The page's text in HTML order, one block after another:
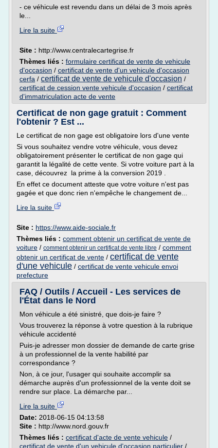
- ce véhicule est revendu dans un délai de 3 mois après
le...
Lire la suite
Site : http://www.centralecartegrise.fr
Thèmes liés : formulaire certificat de vente de vehicule
d'occasion / certificat de vente d'un vehicule d'occasion
cerfa / certificat de vente de vehicule d'occasion /
certificat de cession vente vehicule d'occasion / certificat
d'immatriculation acte de vente
Certificat de non gage gratuit : Comment
l'obtenir ? Est ...
Le certificat de non gage est obligatoire lors d'une vente
Si vous souhaitez vendre votre véhicule, vous devez
obligatoirement présenter le certificat de non gage qui
garantit la légalité de cette vente. Si votre voiture part à la
case, découvrez la prime à la conversion 2019 .
En effet ce document atteste que votre voiture n'est pas
gagée et que donc rien n'empêche le changement de...
Lire la suite
Site : https://www.aide-sociale.fr
Thèmes liés : comment obtenir un certificat de vente de
voiture / comment obtenir un certificat de vente libre / comment
obtenir un certificat de vente / certificat de vente
d'une vehicule / certificat de vente vehicule envoi
prefecture
FAQ / Outils / Accueil - Les services de
l'État dans le Nord
Mon véhicule a été sinistré, que dois-je faire ?
Vous trouverez la réponse à votre question à la rubrique
véhicule accidenté
Puis-je adresser mon dossier de demande de carte grise
à un professionnel de la vente habilité par
correspondance ?
Non, à ce jour, l'usager qui souhaite accomplir sa
démarche auprès d'un professionnel de la vente doit se
rendre sur place. La démarche par...
Lire la suite
Date: 2018-06-15 04:13:58
Site : http://www.nord.gouv.fr
Thèmes liés : certificat d'acte de vente vehicule /
certificat de vente d'un vehicule d'occasion particulier /